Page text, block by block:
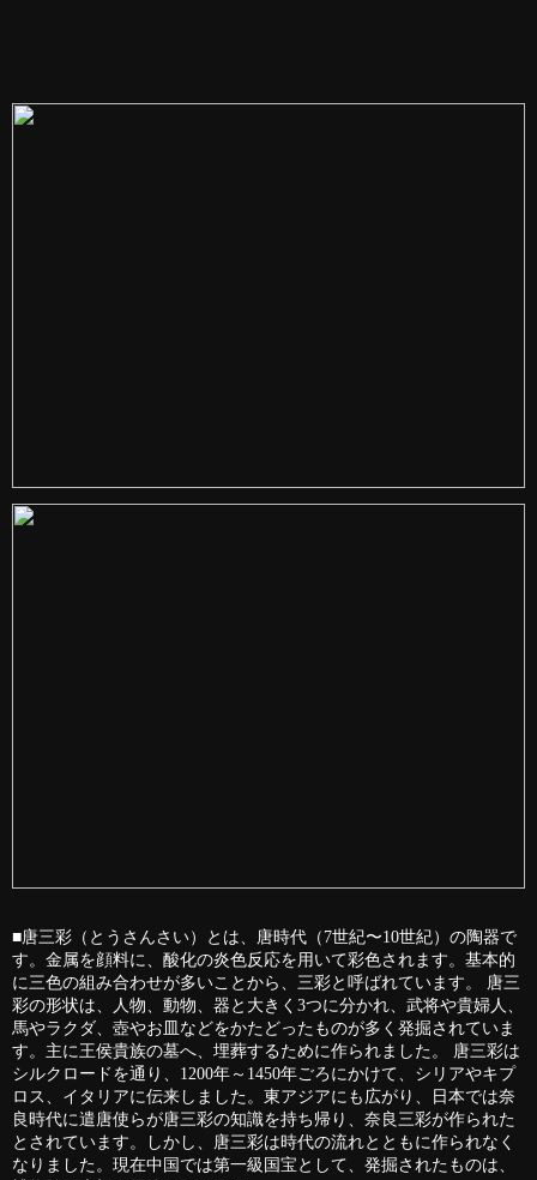
■唐三彩（とうさんさい）とは、唐時代（7世紀〜10世紀）の陶器で
す。金属を顔料に、酸化の炎色反応を用いて彩色されます。基本的
に三色の組み合わせが多いことから、三彩と呼ばれています。 唐三
彩の形状は、人物、動物、器と大きく3つに分かれ、武将や貴婦人、
馬やラクダ、壺やお皿などをかたどったものが多く発掘されていま
す。主に王侯貴族の墓へ、埋葬するために作られました。 唐三彩は
シルクロードを通り、1200年～1450年ごろにかけて、シリアやキプ
ロス、イタリアに伝来しました。東アジアにも広がり、日本では奈
良時代に遣唐使らが唐三彩の知識を持ち帰り、奈良三彩が作られた
とされています。しかし、唐三彩は時代の流れとともに作られなく
なりました。現在中国では第一級国宝として、発掘されたものは、